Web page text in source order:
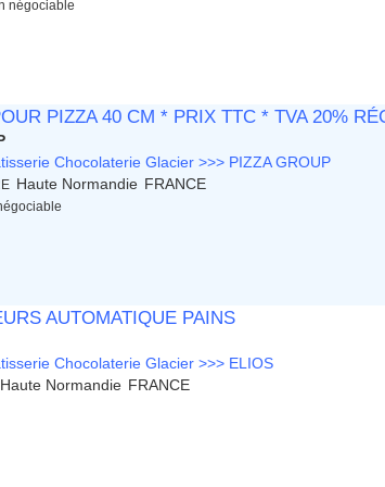
négociable
PIZZA 40 CM * PRIX TTC * TVA 20%
Chocolaterie Glacier >>> PIZZA GROUP
Haute Normandie FRANCE
AUTOMATIQUE PAINS
Chocolaterie Glacier >>> ELIOS
Haute Normandie FRANCE